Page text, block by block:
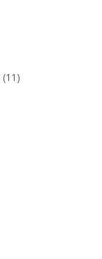
(11)